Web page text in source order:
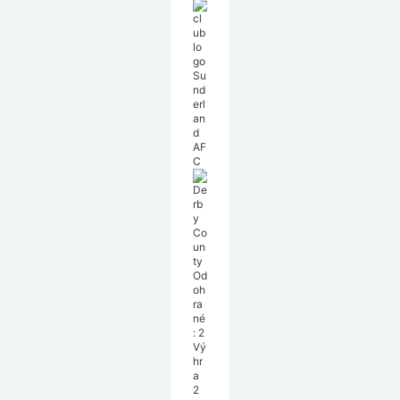
Su
nd
erl
an
d
AF
C
De
rb
y
Co
un
ty
Od
oh
ra
né
: 2
Vý
hr
a
2